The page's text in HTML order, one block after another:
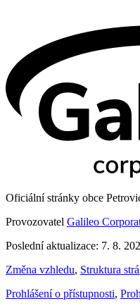
Oficiální stránky obce
Provozovatel Galileo
Poslední aktualizace: 7. 8.
Změna vzhledu, Struktura
Prohlášení o přístupnosti,